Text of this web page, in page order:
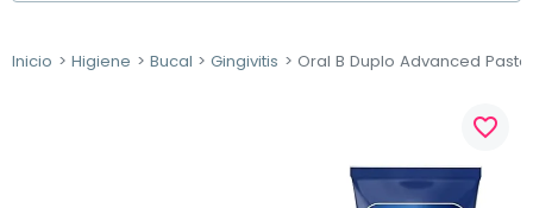
Inicio Higiene Bucal Gingivitis Oral B Duplo Advanced
favorite_border